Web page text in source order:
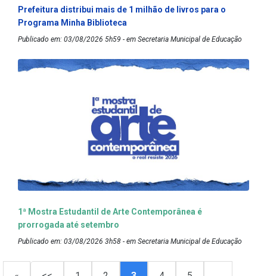
Prefeitura distribui mais de 1 milhão de livros para o
Programa Minha Biblioteca
Publicado em: 03/08/2026 5h59 - em Secretaria Municipal de Educação
1ª Mostra Estudantil de Arte Contemporânea é
prorrogada até setembro
Publicado em: 03/08/2026 3h58 - em Secretaria Municipal de Educação